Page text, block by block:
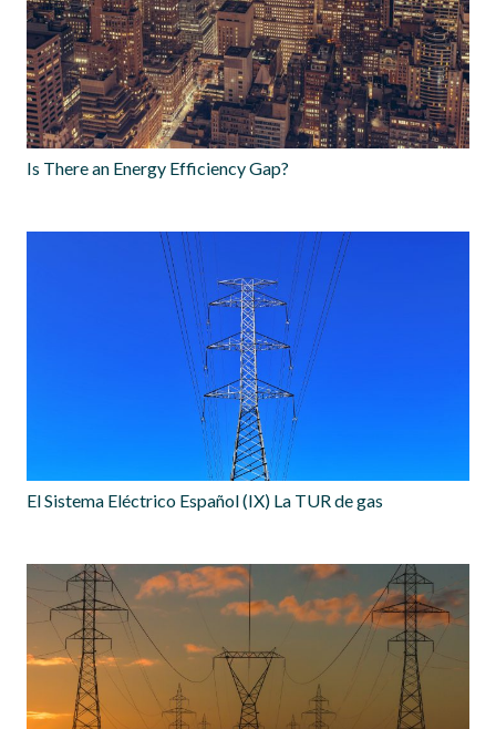
Is There an Energy Efficiency Gap?
El Sistema Eléctrico Español (IX) La TUR de gas